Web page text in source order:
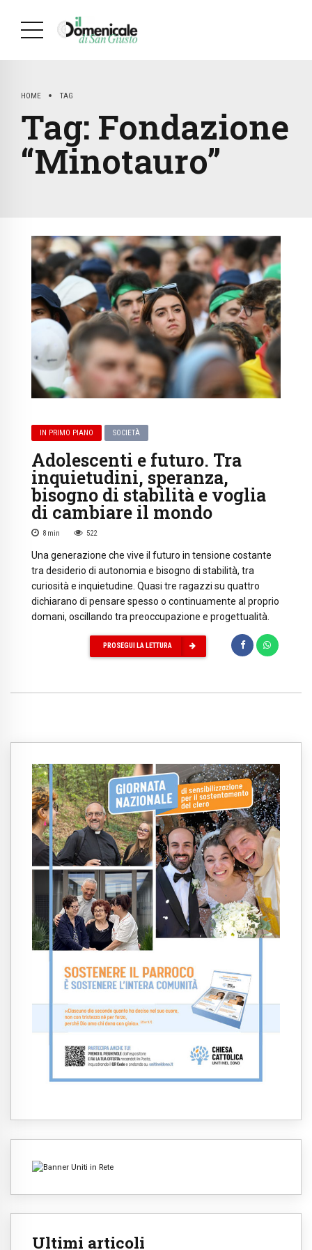
HOME TAG
Tag: Fondazione
“Minotauro”
IN PRIMO PIANO SOCIETÀ
Adolescenti e futuro. Tra
inquietudini, speranza,
bisogno di stabilità e voglia
di cambiare il mondo
8 min 522
Una generazione che vive il futuro in tensione costante
tra desiderio di autonomia e bisogno di stabilità, tra
curiosità e inquietudine. Quasi tre ragazzi su quattro
dichiarano di pensare spesso o continuamente al proprio
domani, oscillando tra preoccupazione e progettualità.
PROSEGUI LA LETTURA
Ultimi articoli